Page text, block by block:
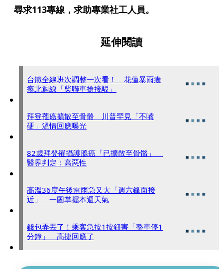
尋求113專線，求助專業社工人員。
延伸閱讀
台鐵全線班次調整一次看！ 花蓮暴雨癱
瘓北迴線「柴聯車搶接駁」
拜登罹癌擴散至骨骼 川普罕見「不嘴
硬」溫情回應曝光
82歲拜登罹攝護腺癌「已擴散至骨骼」
醫界判定：高惡性
高溫36度午後雷雨急又大「週六鋒面接
近」 一圖掌握本週天氣
錢包弄丟了！乘客急按1按鈕害「整車停1
分鐘」 高捷回應了